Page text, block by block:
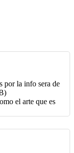
por la info sera de
el arte que es